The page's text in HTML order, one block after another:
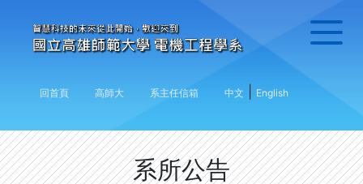
回首頁 高師大 系主任信箱 中文 English
系所公告